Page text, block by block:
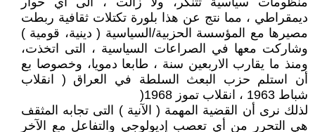
ديمقراطي ، مما نتج عن هذا بلورة تكتلات ثقافية ربطت
مصيرها مع المؤسسة الحزبية/السياسية ( دينية، قومية )
وشاركت معها في الصراعات السياسية ، التى اتخذت،
ومنذ ما يقارب الاربعين سنة ، طابعا دمويا، وخصوصا بع
أن استلم حزب البعث السلطة في العراق ( انقلاب
شباط 1963 ، انقلاب تموز 1968(
لذلك نرى أن القضية المهمة ( الآنية ) التى تجابه المثقف
هي التحرر من أي تعصب إديولوجي والتفاعل مع الآخر